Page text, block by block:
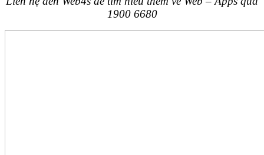
1900 6680